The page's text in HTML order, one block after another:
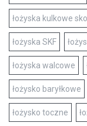
łożyska kulkowe
łożyska SKF
łożyska walcowe
łożysko baryłkowe
łożysko toczne